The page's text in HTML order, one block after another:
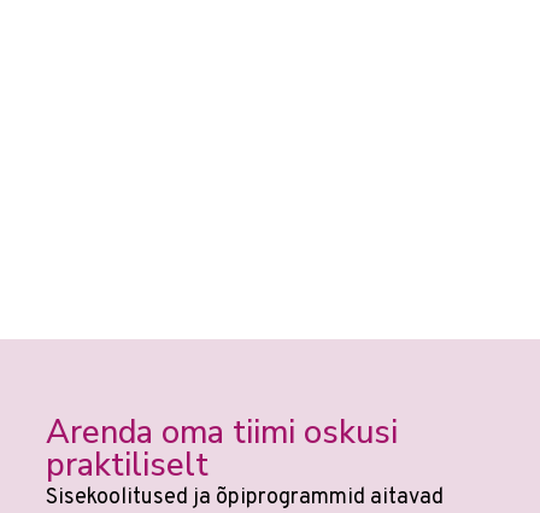
Arenda oma tiimi oskusi
praktiliselt
Sisekoolitused ja õpiprogrammid aitavad